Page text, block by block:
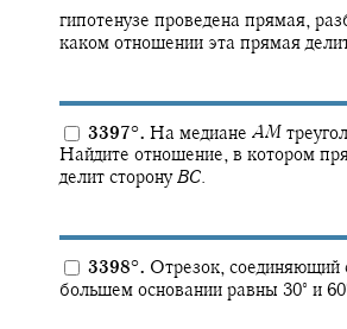
гипотенузе проведена прямая,
каком отношении эта прямая
3397°. На медиане AM
Найдите отношение, в котором
делит сторонуBC.
3398°. Отрезок, соединяющий
большем основании равны 30‍∘ и 60‍